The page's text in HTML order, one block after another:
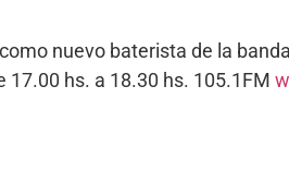
nuevo baterista de la
hs. a 18.30 hs. 105.1FM